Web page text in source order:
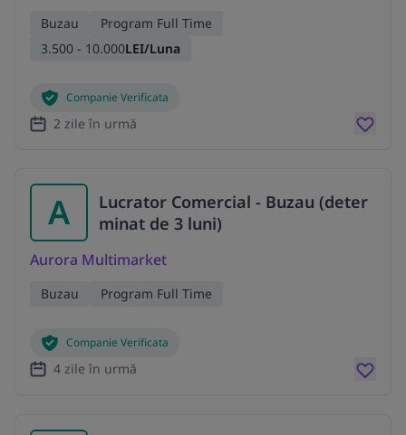
Buzau
Program Full Time
3.500 - 10.000LEI/Luna
Companie Verificata
2 zile în urmă
A
Lucrator Comercial - Buzau (deter
minat de 3 luni)
Aurora Multimarket
Buzau Program Full Time
Companie Verificata
4 zile în urmă